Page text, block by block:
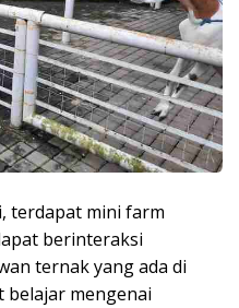
terdapat mini farm
berinteraksi
ternak yang ada di
belajar mengenai